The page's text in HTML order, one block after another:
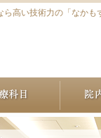
高い技術力の「なかも